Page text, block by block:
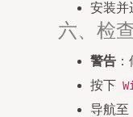
安装并
六、检
警告
按下
导航至